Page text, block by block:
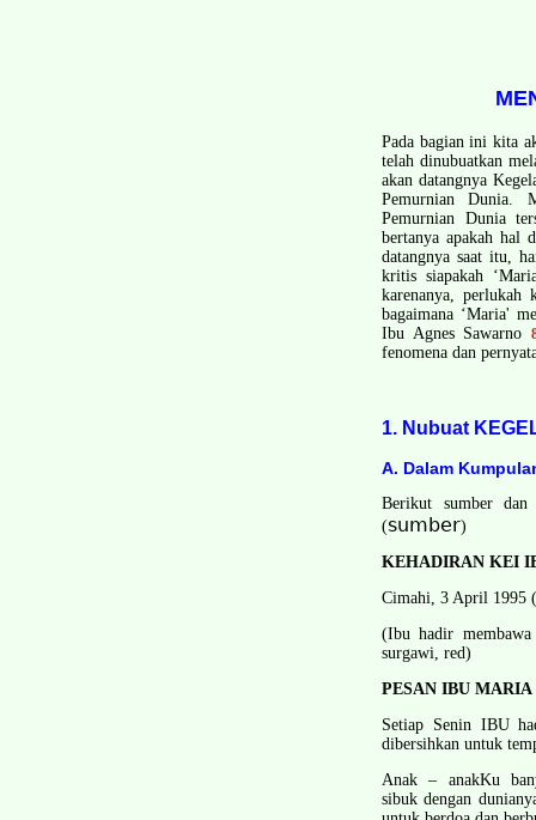
Pada bagian ini kita
telah dinubuatkan
akan datangnya
Pemurnian Dunia.
Pemurnian Dunia
bertanya apakah hal
datangnya saat itu,
kritis siapakah
karenanya, perlukah
bagaimana ‘Maria'
Ibu Agnes Sawarno
fenomena dan
1. Nubuat
A. Dalam
Berikut sumber dan
(sumber)
KEHADIRAN KE­I
Cimahi, 3 April 1995
(Ibu hadir membawa
surgawi, red)
PESAN IBU MARIA
Setiap Senin IBU
dibersihkan untuk
Anak – anakKu
sibuk dengan